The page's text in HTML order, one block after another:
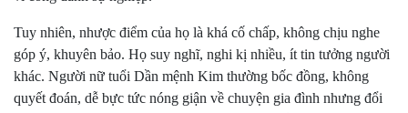
Tuy nhiên, nhược điểm của họ là khá cố chấp, không chịu nghe
góp ý, khuyên bảo. Họ suy nghĩ, nghi kị nhiều, ít tin tưởng người
khác. Người nữ tuổi Dần mệnh Kim thường bốc đồng, không
quyết đoán, dễ bực tức nóng giận về chuyện gia đình nhưng đổi